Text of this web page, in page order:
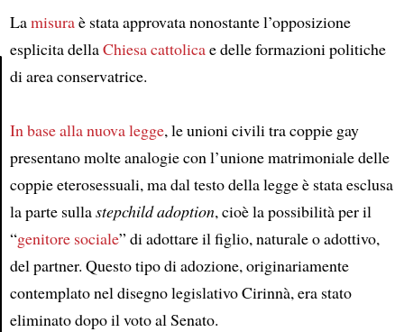
Lamisuraè stata approvata nonostante l’opposizione
esplicita dellaChiesa cattolicae delle formazioni politiche
di area conservatrice.
In base alla nuova legge, le unioni civili tra coppie gay
presentano molte analogie con l’unione matrimoniale delle
coppie eterosessuali, ma dal testo della legge è stata esclusa
la parte sullastepchild adoption, cioè la possibilità per il
“genitore sociale” di adottare il figlio, naturale o adottivo,
del partner. Questo tipo di adozione, originariamente
contemplato nel disegno legislativo Cirinnà, era stato
eliminato dopo il voto al Senato.